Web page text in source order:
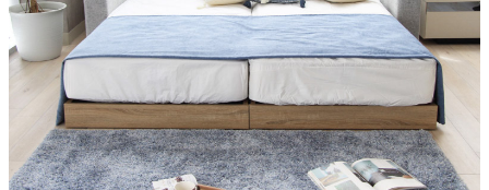
ウレタンフォーム
フレーム、棚部
プリント粧繊維板
梱包サイズ
約102x86x18(cm)